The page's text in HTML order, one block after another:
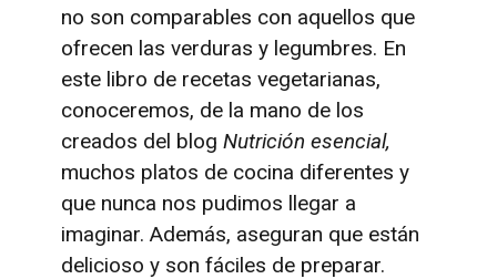
no son comparables con aquellos que
ofrecen las verduras y legumbres. En
este libro de recetas vegetarianas,
conoceremos, de la mano de los
creados del blog Nutrición esencial,
muchos platos de cocina diferentes y
que nunca nos pudimos llegar a
imaginar. Además, aseguran que están
delicioso y son fáciles de preparar.